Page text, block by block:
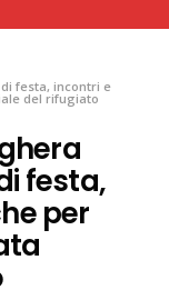
festa, incontri e
del rifugiato
festa,
per